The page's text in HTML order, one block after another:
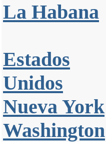
La Habana
Estados
Unidos
Nueva York
Washington